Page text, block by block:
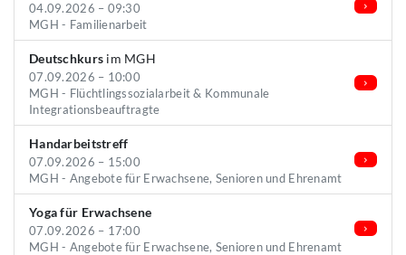
04.09.2026 – 09:30
MGH - Familienarbeit
Deutschkurs im MGH
07.09.2026 – 10:00
MGH - Flüchtlingssozialarbeit & Kommunale
Integrationsbeauftragte
Handarbeitstreff
07.09.2026 – 15:00
MGH - Angebote für Erwachsene, Senioren und Ehrenamt
Yoga für Erwachsene
07.09.2026 – 17:00
MGH - Angebote für Erwachsene, Senioren und Ehrenamt